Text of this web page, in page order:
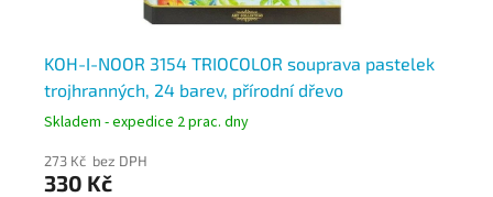
KOH-I-NOOR 3154 TRIOCOLOR souprava pastelek
trojhranných, 24 barev, přírodní dřevo
Skladem - expedice 2 prac. dny
273 Kč bez DPH
330 Kč